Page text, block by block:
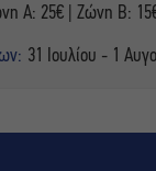
Α: 25€ | Ζώνη Β: 15€
31 Ιουλίου - 1